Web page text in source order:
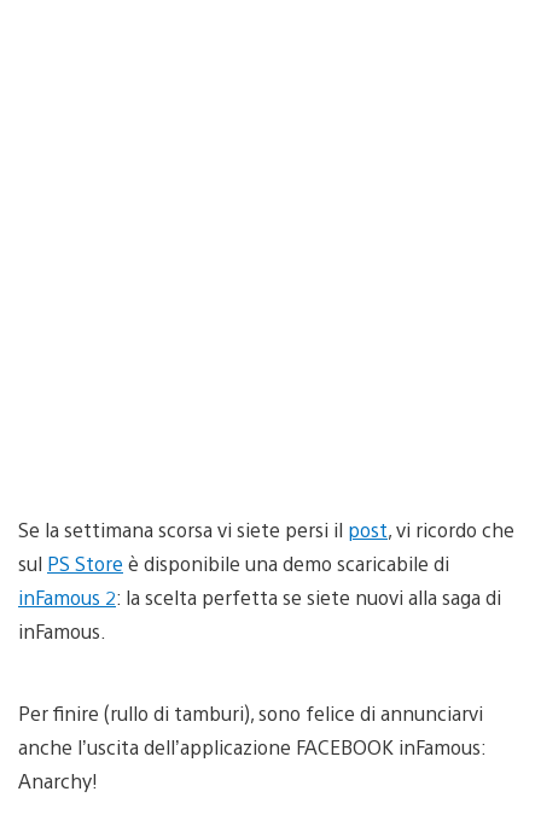
Se la settimana scorsa vi siete persi il post, vi ricordo che
sul PS Store è disponibile una demo scaricabile di
inFamous 2: la scelta perfetta se siete nuovi alla saga di
inFamous.
Per finire (rullo di tamburi), sono felice di annunciarvi
anche l’uscita dell’applicazione FACEBOOK inFamous:
Anarchy!